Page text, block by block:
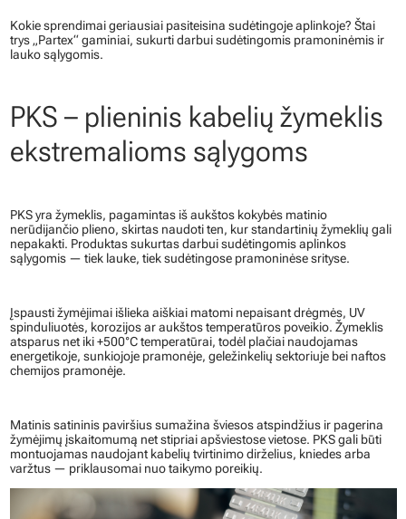
Kokie sprendimai geriausiai pasiteisina sudėtingoje aplinkoje? Štai
trys „Partex“ gaminiai, sukurti darbui sudėtingomis pramoninėmis ir
lauko sąlygomis.
PKS – plieninis kabelių žymeklis
ekstremalioms sąlygoms
PKS yra žymeklis, pagamintas iš aukštos kokybės matinio
nerūdijančio plieno, skirtas naudoti ten, kur standartinių žymeklių gali
nepakakti. Produktas sukurtas darbui sudėtingomis aplinkos
sąlygomis — tiek lauke, tiek sudėtingose pramoninėse srityse.
Įspausti žymėjimai išlieka aiškiai matomi nepaisant drėgmės, UV
spinduliuotės, korozijos ar aukštos temperatūros poveikio. Žymeklis
atsparus net iki +500°C temperatūrai, todėl plačiai naudojamas
energetikoje, sunkiojoje pramonėje, geležinkelių sektoriuje bei naftos
chemijos pramonėje.
Matinis satininis paviršius sumažina šviesos atspindžius ir pagerina
žymėjimų įskaitomumą net stipriai apšviestose vietose. PKS gali būti
montuojamas naudojant kabelių tvirtinimo dirželius, kniedes arba
varžtus — priklausomai nuo taikymo poreikių.